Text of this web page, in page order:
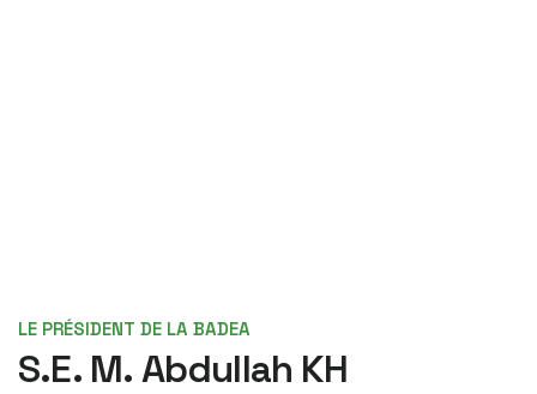
LE PRÉSIDENT DE LA BADEA
S.E. M. Abdullah KH